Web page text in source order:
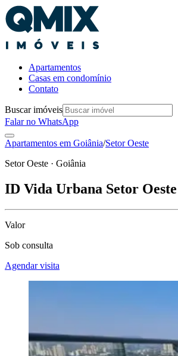
Apartamentos
Casas em condomínio
Contato
Buscar imóveis
Falar no WhatsApp
Apartamentos em Goiânia/Setor Oeste
Setor Oeste · Goiânia
ID Vida Urbana Setor
Valor
Sob consulta
Agendar visita